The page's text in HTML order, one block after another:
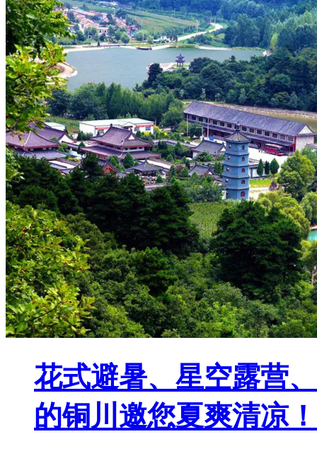
花式避暑、星空露营
的铜川邀您夏爽清凉！